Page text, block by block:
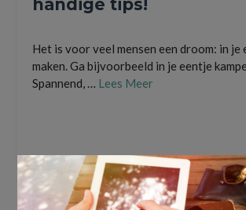
handige tips!
Het is voor veel mensen een droom: in je
maken. Ga bijvoorbeeld in je eentje
Spannend, … Lees Meer